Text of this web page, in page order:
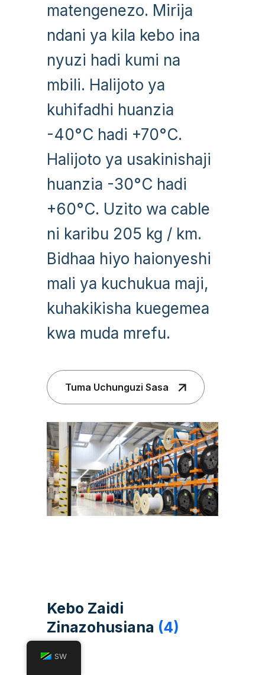
matengenezo. Mirija
ndani ya kila kebo ina
nyuzi hadi kumi na
mbili. Halijoto ya
kuhifadhi huanzia
-40°C hadi +70°C.
Halijoto ya usakinishaji
huanzia -30°C hadi
+60°C. Uzito wa cable
ni karibu 205 kg / km.
Bidhaa hiyo haionyeshi
mali ya kuchukua maji,
kuhakikisha kuegemea
kwa muda mrefu.
Tuma Uchunguzi Sasa
Kebo Zaidi
Zinazohusiana (4)
SW